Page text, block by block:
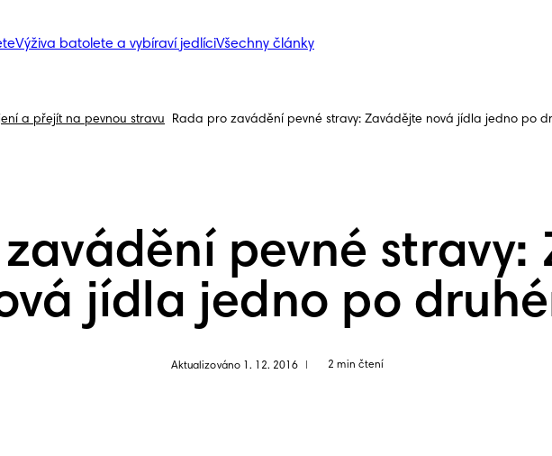
Výživa batolete a vybíraví jedlíciVšechny články
a přejít na pevnou stravu Rada pro zavádění pevné stravy: Zavádějte nová jídla jedno po
pevné stravy:
jídla jedno po
Aktualizováno 1. 12. 2016 2 min čtení